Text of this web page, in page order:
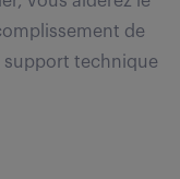
de
support technique